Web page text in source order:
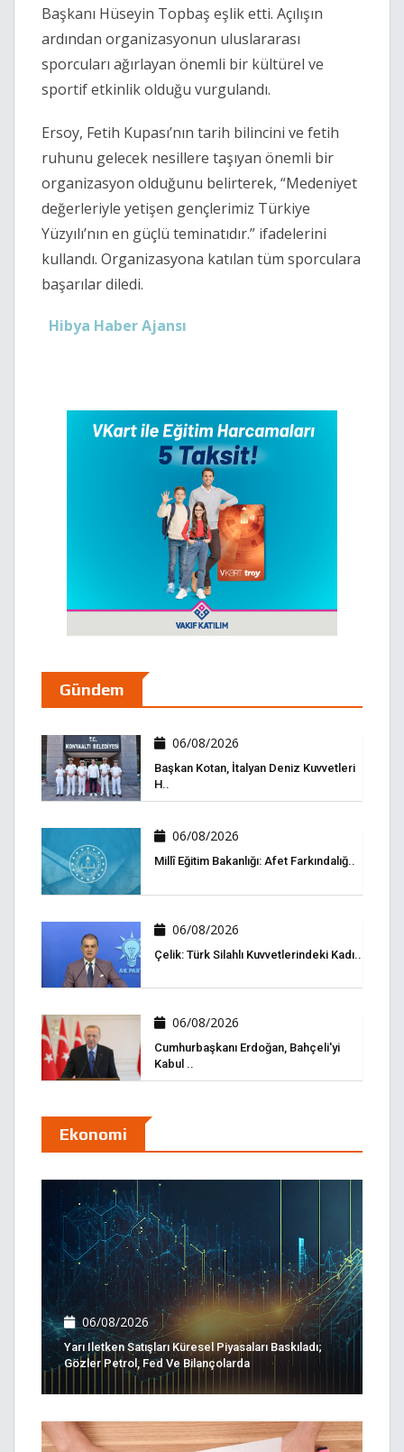
Başkanı Hüseyin Topbaş eşlik etti. Açılışın
ardından organizasyonun uluslararası
sporcuları ağırlayan önemli bir kültürel ve
sportif etkinlik olduğu vurgulandı.
Ersoy, Fetih Kupası’nın tarih bilincini ve fetih
ruhunu gelecek nesillere taşıyan önemli bir
organizasyon olduğunu belirterek, “Medeniyet
değerleriyle yetişen gençlerimiz Türkiye
Yüzyılı’nın en güçlü teminatıdır.” ifadelerini
kullandı. Organizasyona katılan tüm sporculara
başarılar diledi.
Hibya Haber Ajansı
Gündem
06/08/2026
Başkan Kotan, İtalyan Deniz Kuvvetleri
H..
06/08/2026
Millî Eğitim Bakanlığı: Afet Farkındalığ..
06/08/2026
Çelik: Türk Silahlı Kuvvetlerindeki Kadı..
06/08/2026
Cumhurbaşkanı Erdoğan, Bahçeli'yi
Kabul ..
Ekonomi
06/08/2026
Yarı Iletken Satışları Küresel Piyasaları Baskıladı;
Gözler Petrol, Fed Ve Bilançolarda